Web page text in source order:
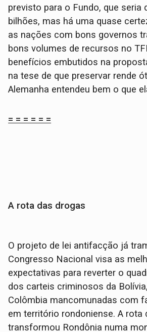
previsto para o Fundo, que seria
bilhões, mas há uma quase
as nações com bons governos
bons volumes de recursos no
benefícios embutidos na
na tese de que preservar rende
Alemanha entendeu bem o que
= = = = = =
A rota das drogas
O projeto de lei antifacção já
Congresso Nacional visa as
expectativas para reverter o
dos carteis criminosos da
Colômbia mancomunadas com
em território rondoniense. A rota
transformou Rondônia numa